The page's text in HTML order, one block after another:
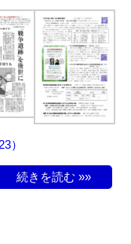
）
続きを読む »»